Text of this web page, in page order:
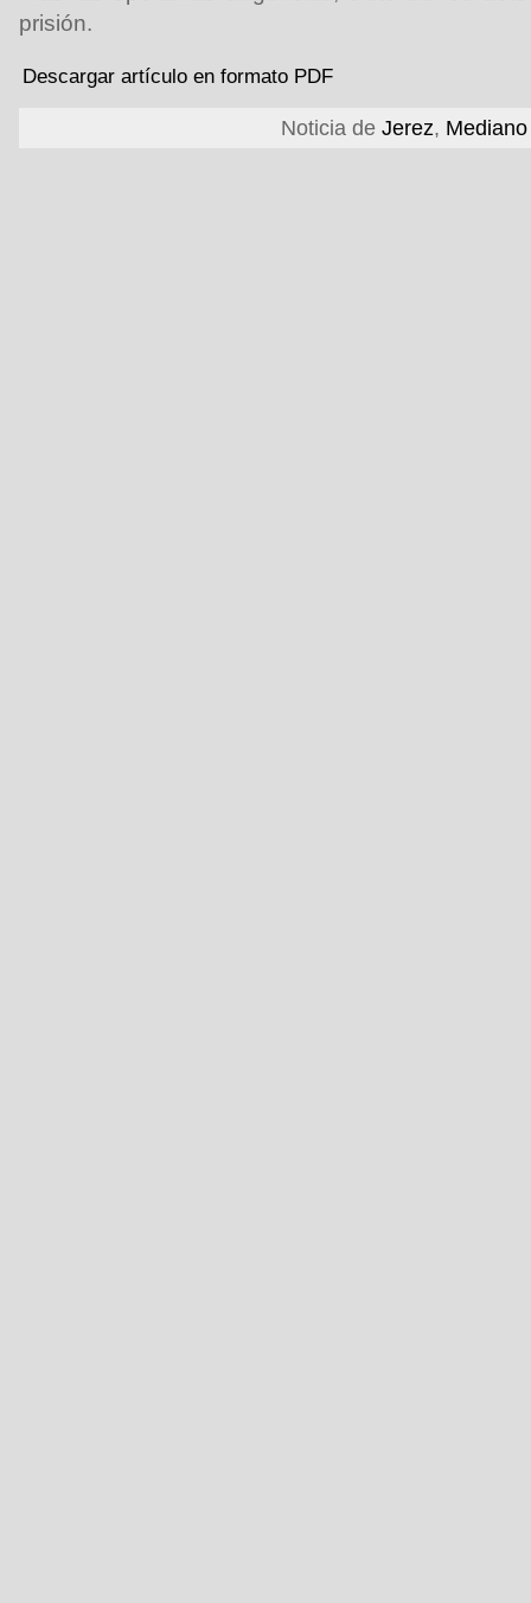
prisión.
Descargar artículo en formato PDF
Noticia de Jerez,